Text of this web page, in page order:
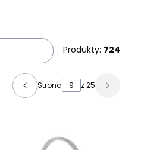
Produkty: 724
Strona z 25